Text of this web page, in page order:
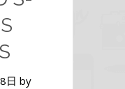
日 by